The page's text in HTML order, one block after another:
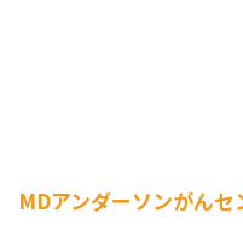
MDアンダーソンがんセ